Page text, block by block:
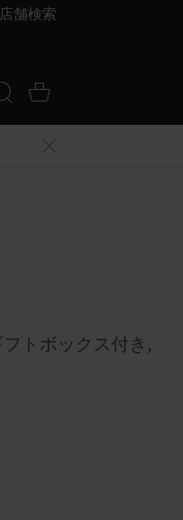
店舗検索
ン
索 (キーワード
カート 0 アイ
メニューを閉じる
トボックス付き,